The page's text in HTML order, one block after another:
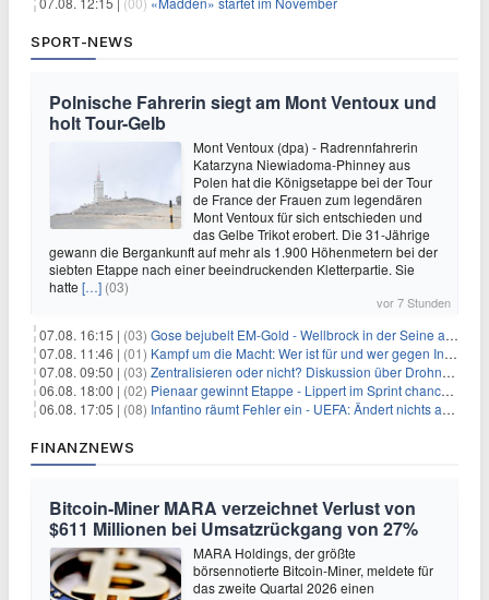
SPORT-NEWS
Polnische Fahrerin siegt am Mont Ventoux und
holt Tour-Gelb
Mont Ventoux (dpa) - Radrennfahrerin
Katarzyna Niewiadoma-Phinney aus
Polen hat die Königsetappe bei der Tour
de France der Frauen zum legendären
Mont Ventoux für sich entschieden und
das Gelbe Trikot erobert. Die 31-Jährige
gewann die Bergankunft auf mehr als 1.900 Höhenmetern bei der
siebten Etappe nach einer beeindruckenden Kletterpartie. Sie
hatte […] (03)
vor 7 Stunden
07.08. 16:15 | (03) Gose bejubelt EM-Gold - Wellbrock in der Seine ausgebremst
07.08. 11:46 | (01) Kampf um die Macht: Wer ist für und wer gegen Infantino?
07.08. 09:50 | (03) Zentralisieren oder nicht? Diskussion über Drohnenabwehr
06.08. 18:00 | (02) Pienaar gewinnt Etappe - Lippert im Sprint chancenlos
06.08. 17:05 | (08) Infantino räumt Fehler ein - UEFA: Ändert nichts an Boykott
FINANZNEWS
Bitcoin-Miner MARA verzeichnet Verlust von
$611 Millionen bei Umsatzrückgang von 27%
MARA Holdings, der größte
börsennotierte Bitcoin-Miner, meldete für
das zweite Quartal 2026 einen